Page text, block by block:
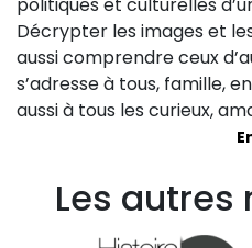
Décrypter les images et
aussi comprendre ceux
s’adresse à tous, famille,
aussi à tous les curieux,
Les autres